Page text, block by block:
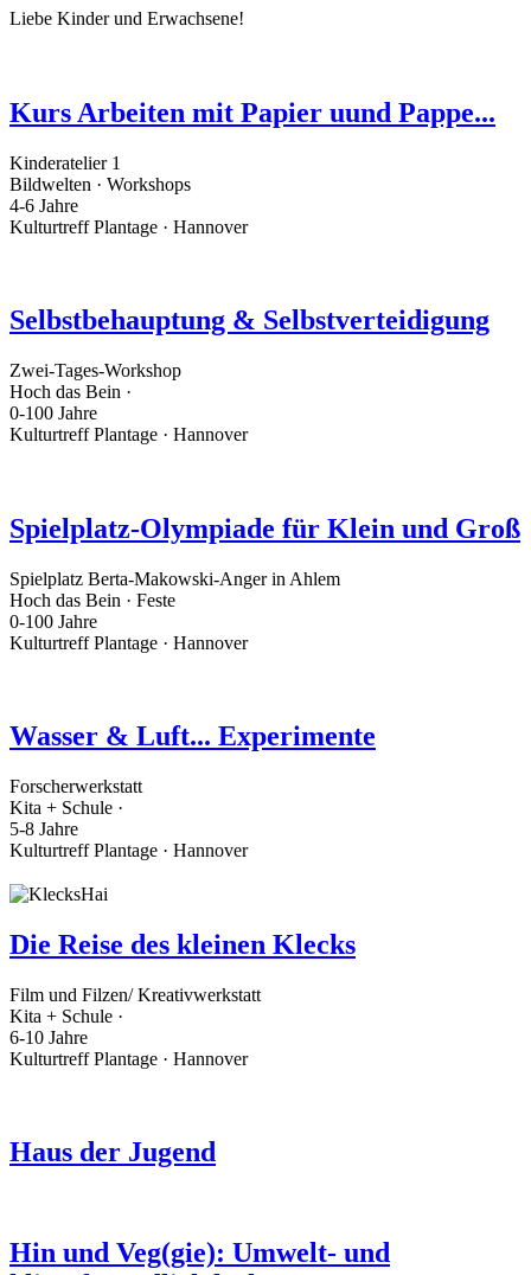
Liebe Kinder und Erwachsene!
Kurs Arbeiten mit Papier uund Pappe...
Kinderatelier 1
Bildwelten · Workshops
4-6 Jahre
Kulturtreff Plantage · Hannover
Selbstbehauptung & Selbstverteidigung
Zwei-Tages-Workshop
Hoch das Bein ·
0-100 Jahre
Kulturtreff Plantage · Hannover
Spielplatz-Olympiade für Klein und Groß
Spielplatz Berta-Makowski-Anger in Ahlem
Hoch das Bein · Feste
0-100 Jahre
Kulturtreff Plantage · Hannover
Wasser & Luft... Experimente
Forscherwerkstatt
Kita + Schule ·
5-8 Jahre
Kulturtreff Plantage · Hannover
Die Reise des kleinen Klecks
Film und Filzen/ Kreativwerkstatt
Kita + Schule ·
6-10 Jahre
Kulturtreff Plantage · Hannover
Haus der Jugend
Hin und Veg(gie): Umwelt- und